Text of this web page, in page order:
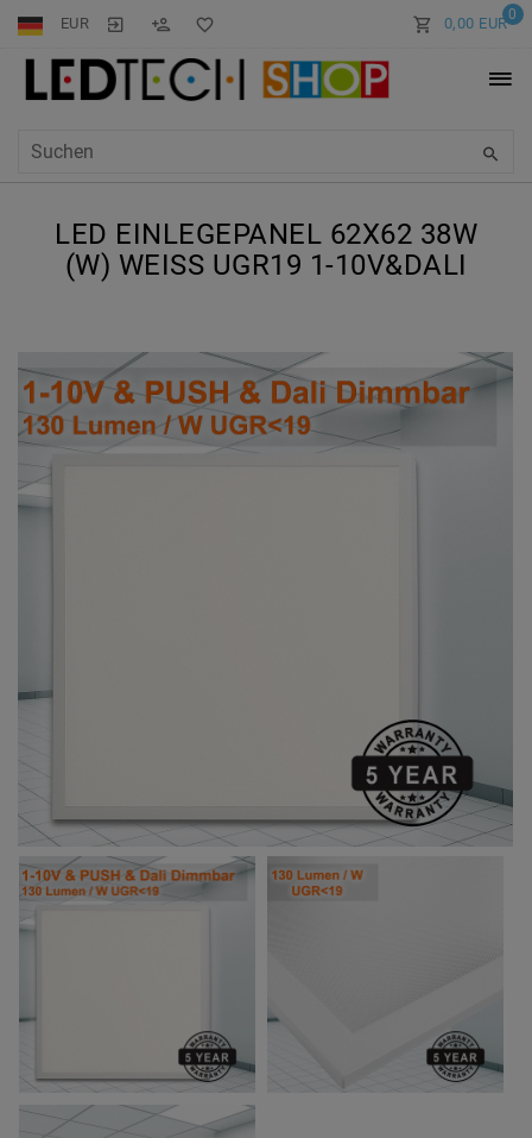
EUR 0
0,00 EUR
LED EINLEGEPANEL 62X62 38W
(W) WEISS UGR19 1-10V&DALI